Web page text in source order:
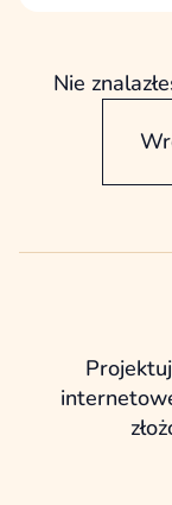
i wymaga
Nie